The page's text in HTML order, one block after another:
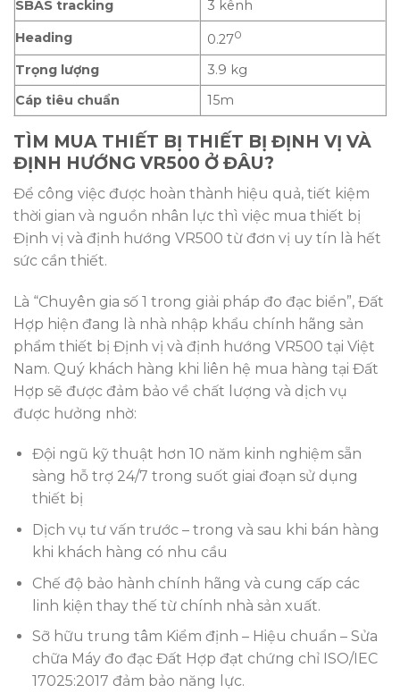
SBAS tracking
3 kênh
Heading
0.270
Trọng lượng
3.9 kg
Cáp tiêu chuẩn
15m
TÌM MUA THIẾT BỊ THIẾT BỊ ĐỊNH VỊ VÀ
ĐỊNH HƯỚNG VR500 Ở ĐÂU?
Để công việc được hoàn thành hiệu quả, tiết kiệm
thời gian và nguồn nhân lực thì việc mua thiết bị
Định vị và định hướng VR500 từ đơn vị uy tín là hết
sức cần thiết.
Là “Chuyên gia số 1 trong giải pháp đo đạc biển”, Đất
Hợp hiện đang là nhà nhập khẩu chính hãng sản
phẩm thiết bị Định vị và định hướng VR500 tại Việt
Nam. Quý khách hàng khi liên hệ mua hàng tại Đất
Hợp sẽ được đảm bảo về chất lượng và dịch vụ
được hưởng nhờ:
Đội ngũ kỹ thuật hơn 10 năm kinh nghiệm sẵn
sàng hỗ trợ 24/7 trong suốt giai đoạn sử dụng
thiết bị
Dịch vụ tư vấn trước – trong và sau khi bán hàng
khi khách hàng có nhu cầu
Chế độ bảo hành chính hãng và cung cấp các
linh kiện thay thế từ chính nhà sản xuất.
Sỡ hữu trung tâm Kiểm định – Hiệu chuẩn – Sửa
chữa Máy đo đạc Đất Hợp đạt chứng chỉ ISO/IEC
17025:2017 đảm bảo năng lực.